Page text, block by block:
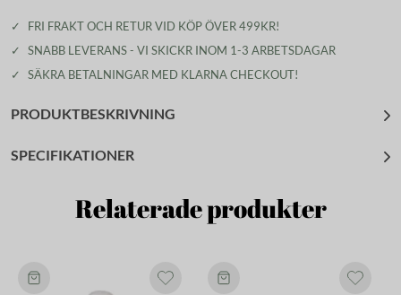
✓
FRI FRAKT OCH RETUR VID KÖP ÖVER 499KR!
✓
SNABB LEVERANS - VI SKICKR INOM 1-3 ARBETSDAGAR
✓
SÄKRA BETALNINGAR MED KLARNA CHECKOUT!
PRODUKTBESKRIVNING
SPECIFIKATIONER
Relaterade produkter